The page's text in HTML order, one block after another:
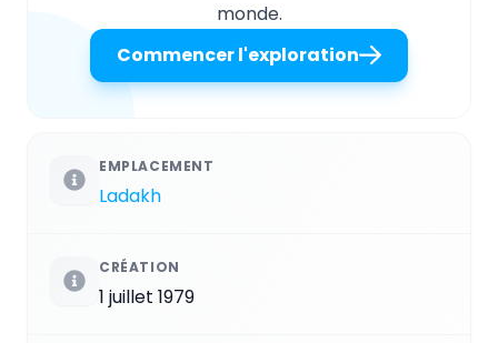
monde.
Commencer l'exploration
EMPLACEMENT
Ladakh
CRÉATION
1 juillet 1979